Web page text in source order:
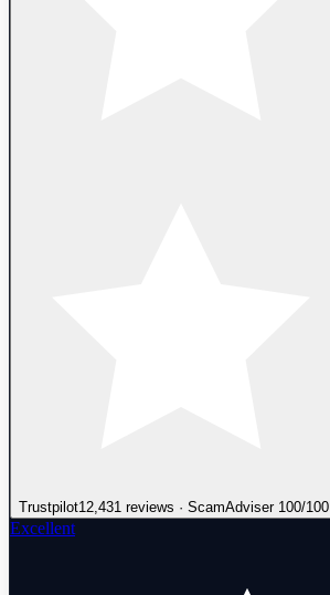
Trustpilot12,431 reviews · ScamAdviser 100/100
Excellent